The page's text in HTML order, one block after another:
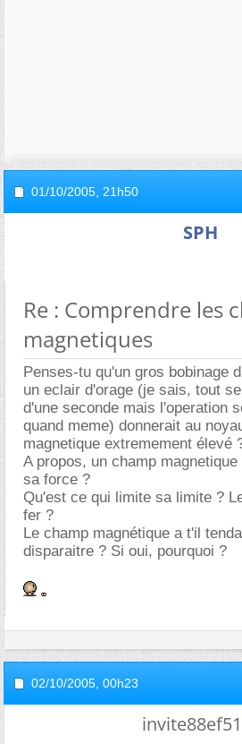
01/10/2005, 21h50
SPH
Re : Comprendre les
magnetiques
Penses-tu qu'un gros bobinage
un eclair d'orage (je sais, tout
d'une seconde mais l'operation
quand meme) donnerait au
magnetique extremement élevé
A propos, un champ
sa force ?
Qu'est ce qui limite sa limite ?
fer ?
Le champ magnétique a t'il
disparaitre ? Si oui, pourquoi ?
02/10/2005, 00h23